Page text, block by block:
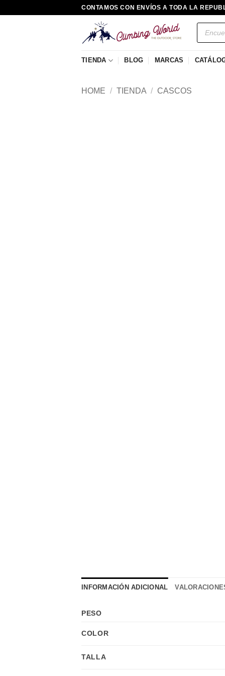
CONTAMOS CON ENVÍOS A TODA LA
Búsqueda
TIENDA BLOG MARCAS
HOME / TIENDA / CASCOS
INFORMACIÓN ADICIONAL
PESO
COLOR
TALLA